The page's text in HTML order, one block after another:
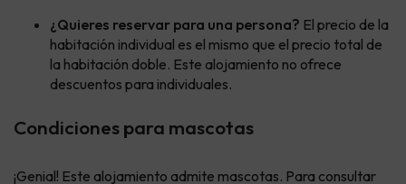
¿Quieres reservar para una persona? El precio de la
habitación individual es el mismo que el precio total de
la habitación doble. Este alojamiento no ofrece
descuentos para individuales.
Condiciones para mascotas
¡Genial! Este alojamiento admite mascotas. Para consultar